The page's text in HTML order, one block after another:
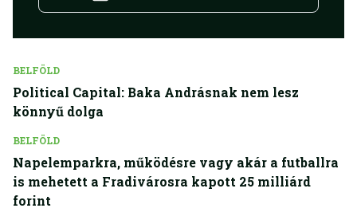
BELFÖLD
Political Capital: Baka Andrásnak nem lesz
könnyű dolga
BELFÖLD
Napelemparkra, működésre vagy akár a futballra
is mehetett a Fradivárosra kapott 25 milliárd
forint